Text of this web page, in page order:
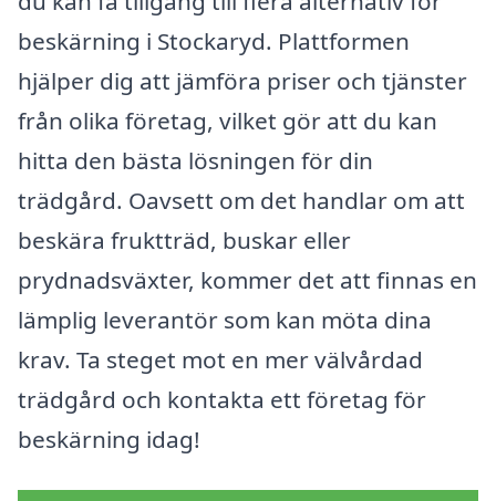
beskärning i Stockaryd. Plattformen
hjälper dig att jämföra priser och tjänster
från olika företag, vilket gör att du kan
hitta den bästa lösningen för din
trädgård. Oavsett om det handlar om att
beskära fruktträd, buskar eller
prydnadsväxter, kommer det att finnas en
lämplig leverantör som kan möta dina
krav. Ta steget mot en mer välvårdad
trädgård och kontakta ett företag för
beskärning idag!